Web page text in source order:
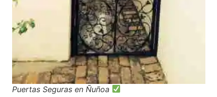
Puertas Seguras en Ñuñoa